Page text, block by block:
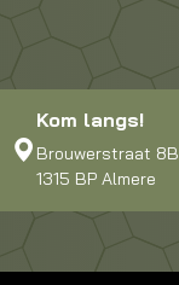
Kom langs!
Brouwerstraat 8B
1315 BP Almere